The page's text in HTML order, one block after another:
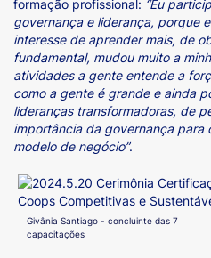
formação profissional: “Eu
governança e liderança, porque
interesse de aprender mais, de
fundamental, mudou muito a
atividades a gente entende a
como a gente é grande e ainda
lideranças transformadoras, de
importância da governança para
modelo de negócio”.
Givânia Santiago - concluinte das 7
capacitações